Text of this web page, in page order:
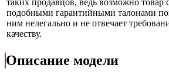
таких продавцов, ведь возможно товар
подобными гарантийными талонами
ним нелегально и не отвечает
качеству.
Описание модели